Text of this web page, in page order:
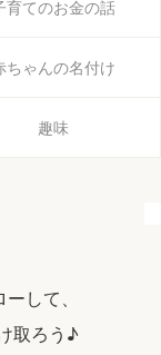
育てのお金の話
ちゃんの名付け
趣味
して、
取ろう♪